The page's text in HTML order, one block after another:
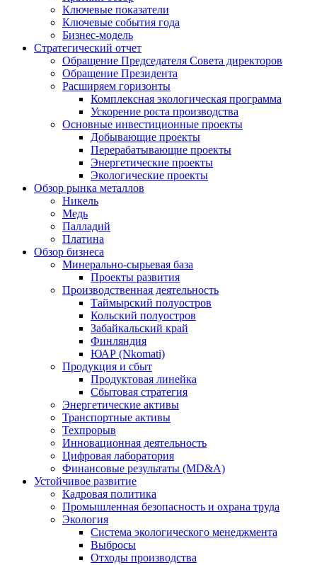
Ключевые показатели
Ключевые события года
Бизнес-модель
Стратегический отчет
Обращение Председателя Совета директоров
Обращение Президента
Расширяем горизонты
Комплексная экологическая программа
Ускорение роста производства
Основные инвестиционные проекты
Добывающие проекты
Перерабатывающие проекты
Энергетические проекты
Экологические проекты
Обзор рынка металлов
Никель
Медь
Палладий
Платина
Обзор бизнеса
Минерально-сырьевая база
Проекты развития
Производственная деятельность
Таймырский полуостров
Кольский полуостров
Забайкальский край
Финляндия
ЮАР (Nkomati)
Продукция и сбыт
Продуктовая линейка
Сбытовая стратегия
Энергетические активы
Транспортные активы
Техпрорыв
Инновационная деятельность
Цифровая лаборатория
Финансовые результаты (MD&A)
Устойчивое развитие
Кадровая политика
Промышленная безопасность и охрана труда
Экология
Система экологического менеджмента
Выбросы
Отходы производства